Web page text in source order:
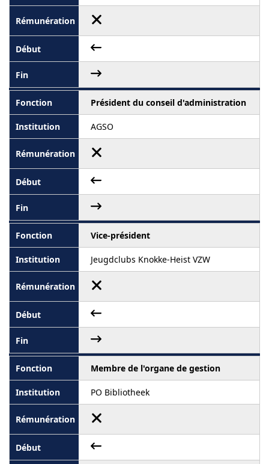
Président du conseil d'administration
AGSO
Vice-président
Jeugdclubs Knokke-Heist VZW
Membre de l'organe de gestion
PO Bibliotheek